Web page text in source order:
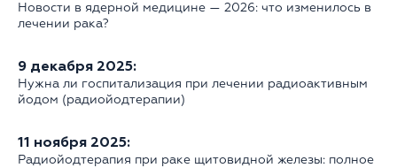
Новости в ядерной медицине — 2026: что изменилось в
лечении рака?
9 декабря 2025:
Нужна ли госпитализация при лечении радиоактивным
йодом (радиойодтерапии)
11 ноября 2025:
Радиойодтерапия при раке щитовидной железы: полное